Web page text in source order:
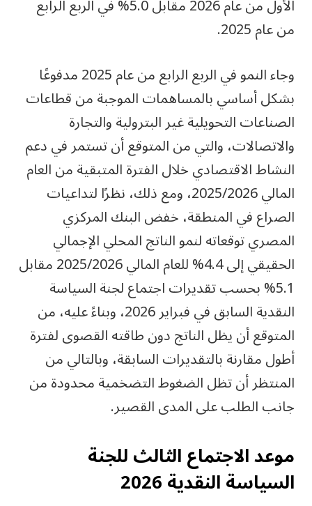
الأول من عام 2026 مقابل 5.0% في الربع الرابع
من عام 2025.
وجاء النمو في الربع الرابع من عام 2025 مدفوعًا
بشكل أساسي بالمساهمات الموجبة من قطاعات
الصناعات التحويلية غير البترولية والتجارة
والاتصالات، والتي من المتوقع أن تستمر في دعم
النشاط الاقتصادي خلال الفترة المتبقية من العام
المالي 2025/2026، ومع ذلك، نظرًا لتداعيات
الصراع في المنطقة، خفض البنك المركزي
المصري توقعاته لنمو الناتج المحلي الإجمالي
الحقيقي إلى 4.4% للعام المالي 2025/2026 مقابل
5.1% بحسب تقديرات اجتماع لجنة السياسة
النقدية السابق في فبراير 2026، وبناءً عليه، من
المتوقع أن يظل الناتج دون طاقته القصوى لفترة
أطول مقارنة بالتقديرات السابقة، وبالتالي من
المنتظر أن تظل الضغوط التضخمية محدودة من
جانب الطلب على المدى القصير.
موعد الاجتماع الثالث للجنة
السياسة النقدية 2026